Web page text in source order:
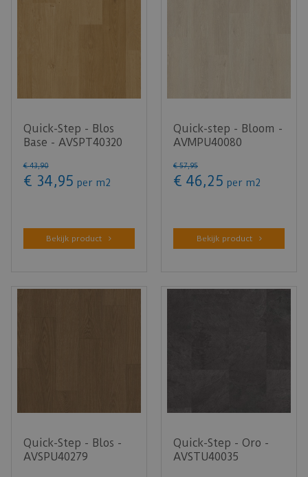
Quick-Step - Blos
Base - AVSPT40320
PV…
€ 43,90
€ 34,95 per m2
Bekijk product
Quick-step - Bloom -
AVMPU40080
(Klik PV…
€ 57,95
€ 46,25 per m2
Bekijk product
Quick-Step - Blos -
AVSPU40279
Quick-Step - Oro -
AVSTU40035